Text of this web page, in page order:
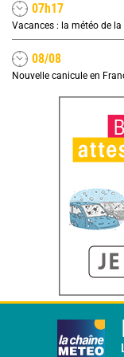
07h17
Vacances : la météo de
08/08
Nouvelle canicule en